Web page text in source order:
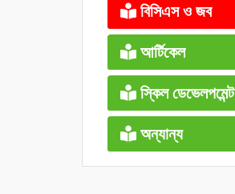
বিসিএস ও জব
আর্টিকেল
স্কিল ডেভেলপমেন্ট
অন্যান্য